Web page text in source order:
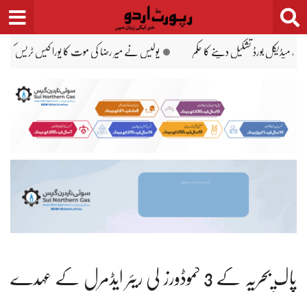
Skip
to
سندھ جاوید عالم وزیرِ اعظم شہباز شریف دورۂ سعودی عرب کیلئے روانہ
پاک بحریہ کے 3 کموڈورز کی ریئر ایڈمرل کے عہدے